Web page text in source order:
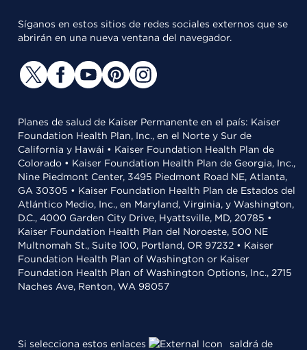
Síganos en estos sitios de redes sociales externos que se
abrirán en una nueva ventana del navegador.
Planes de salud de Kaiser Permanente en el país: Kaiser
Foundation Health Plan, Inc., en el Norte y Sur de
California y Hawái • Kaiser Foundation Health Plan de
Colorado • Kaiser Foundation Health Plan de Georgia, Inc.,
Nine Piedmont Center, 3495 Piedmont Road NE, Atlanta,
GA 30305 • Kaiser Foundation Health Plan de Estados del
Atlántico Medio, Inc., en Maryland, Virginia, y Washington,
D.C., 4000 Garden City Drive, Hyattsville, MD, 20785 •
Kaiser Foundation Health Plan del Noroeste, 500 NE
Multnomah St., Suite 100, Portland, OR 97232 • Kaiser
Foundation Health Plan of Washington or Kaiser
Foundation Health Plan of Washington Options, Inc., 2715
Naches Ave, Renton, WA 98057
Si selecciona estos enlaces saldrá de